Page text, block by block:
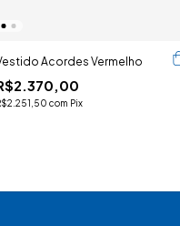
Acordes Vermelho
com Pix